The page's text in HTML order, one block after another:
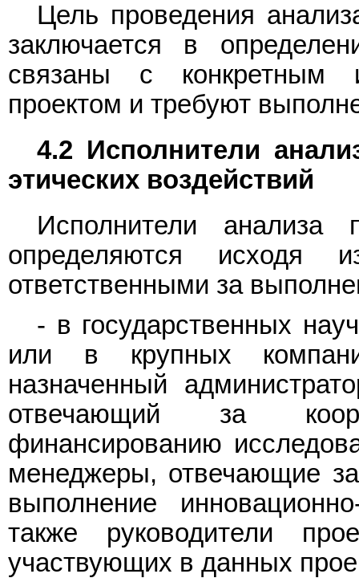
Цель проведения
заключается в
связаны с конкретным
проектом и требуют
4.2 Исполнители
этических воздействий
Исполнители анализа
определяются исходя
ответственными за
- в государственных
или в крупных
назначенный
отвечающий за
финансированию
менеджеры, отвечающие за
выполнение
также руководители
участвующих в данных